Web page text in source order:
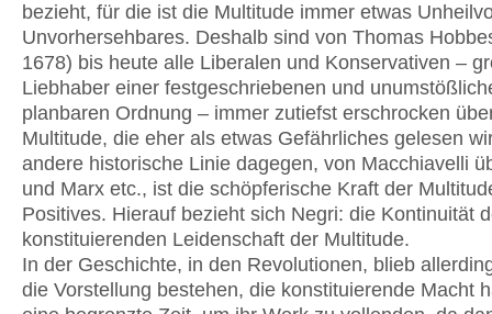
bezieht, für die ist die Multitude immer etwas
Unvorhersehbares. Deshalb sind von Thomas
1678) bis heute alle Liberalen und Konservativen –
Liebhaber einer festgeschriebenen und
planbaren Ordnung – immer zutiefst erschrocken
Multitude, die eher als etwas Gefährliches gelesen
andere historische Linie dagegen, von Macchiavelli
und Marx etc., ist die schöpferische Kraft der
Positives. Hierauf bezieht sich Negri: die Kontinuität
konstituierenden Leidenschaft der Multitude.
In der Geschichte, in den Revolutionen, blieb
die Vorstellung bestehen, die konstituierende Macht